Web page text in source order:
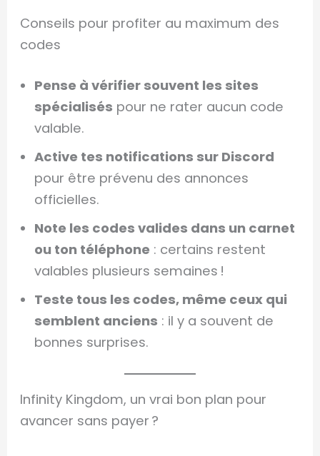
Conseils pour profiter au maximum des
codes
Pense à vérifier souvent les sites
spécialisés pour ne rater aucun code
valable.
Active tes notifications sur Discord
pour être prévenu des annonces
officielles.
Note les codes valides dans un carnet
ou ton téléphone : certains restent
valables plusieurs semaines !
Teste tous les codes, même ceux qui
semblent anciens : il y a souvent de
bonnes surprises.
Infinity Kingdom, un vrai bon plan pour
avancer sans payer ?